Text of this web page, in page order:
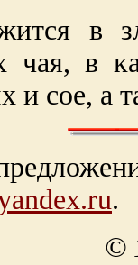
в
чая, в
и сое, а
.
©